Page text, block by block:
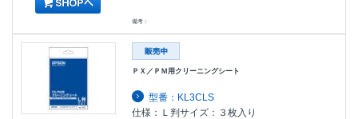
備考：
ＰＸ／ＰＭ用クリーニングシート
型番：KL3CLS
仕様：Ｌ判サイズ：３枚入り